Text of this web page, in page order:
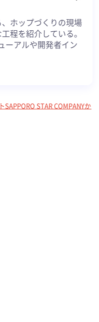
ホップづくりの現場
程を紹介している。
ーアルや開発者イン
STAR COMPANYか